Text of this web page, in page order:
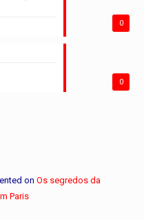
0
0
on Os segredos da
Paris